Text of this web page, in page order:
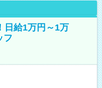
日給1万円～1万
フ